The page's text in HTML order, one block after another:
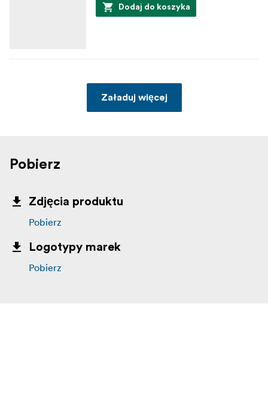
Dodaj do koszyka
Załaduj więcej
Pobierz
Zdjęcia produktu
Pobierz
Logotypy marek
Pobierz